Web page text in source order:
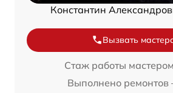
Константин
Вызвать
Стаж работы
Выполнено ремонтов